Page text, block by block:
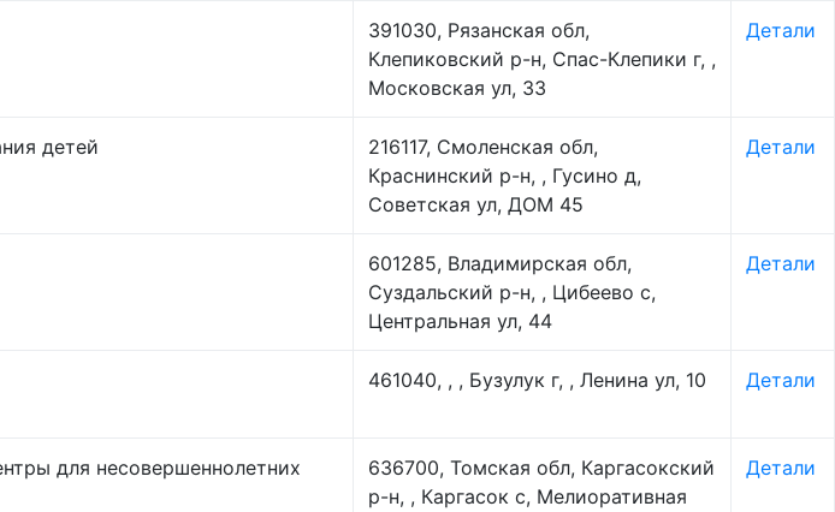
391030, Рязанская обл,
Клепиковский р-н, Спас-Клепики г, ,
Московская ул, 33
Детали
детей
216117, Смоленская обл,
Краснинский р-н, , Гусино д,
Советская ул, ДОМ 45
Детали
601285, Владимирская обл,
Суздальский р-н, , Цибеево с,
Центральная ул, 44
Детали
461040, , , Бузулук г, , Ленина ул, 10 Детали
для несовершеннолетних
636700, Томская обл, Каргасокский
р-н, , Каргасок с, Мелиоративная
Детали